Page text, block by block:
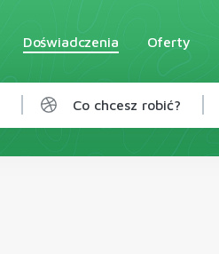
Doświadczenia Oferty
Co chcesz robić?